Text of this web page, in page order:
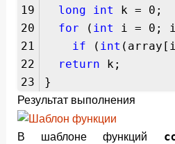
19
20
21
22
23
long
int
k = 0;
for ( int
i = 0; i
if ( int
return k;
}
Результат выполнения
В шаблоне функций